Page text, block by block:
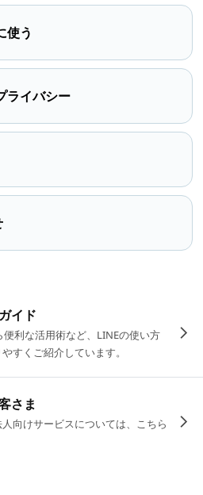
使う
ライバシー
イド
便利な活用術など、LINEの使い方
すくご紹介しています。
さま
向けサービスについては、こちら